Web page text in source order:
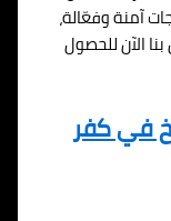
آمنة وفعّالة،
الآن للحصول
في كفر